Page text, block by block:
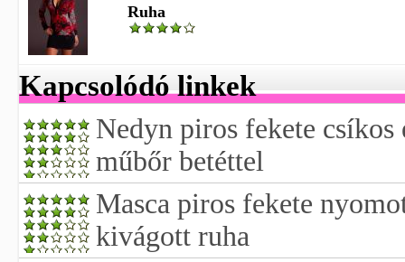
Ruha
Kapcsolódó linkek
Nedyn piros fekete csíkos
műbőr betéttel
Masca piros fekete
kivágott ruha